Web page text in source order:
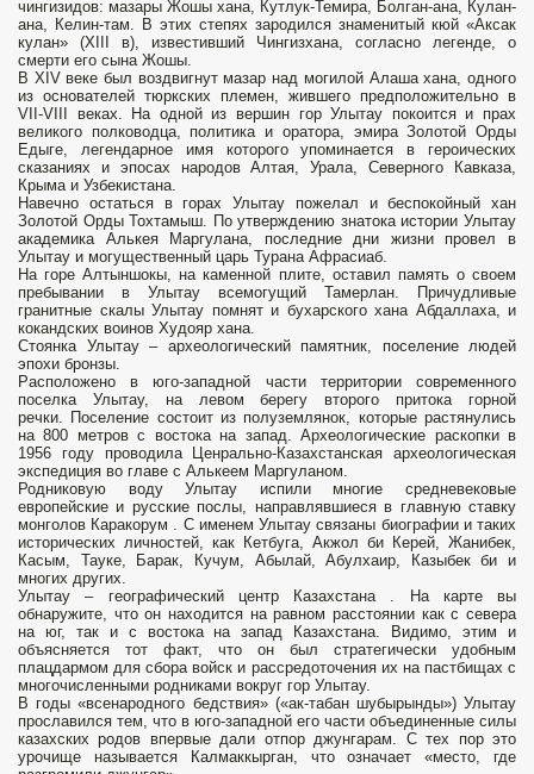
чингизидов: мазары Жошы хана, Кутлук-Темира, Болган-ана, Кулан-
ана, Келин-там. В этих степях зародился знаменитый кюй «Аксак
кулан» (ХIII в), известивший Чингизхана, согласно легенде, о
смерти его сына Жошы.
В ХIV веке был воздвигнут мазар над могилой Алаша хана, одного
из основателей тюркских племен, жившего предположительно в
VII-VIII веках. На одной из вершин гор Улытау покоится и прах
великого полководца, политика и оратора, эмира Золотой Орды
Едыге, легендарное имя которого упоминается в героических
сказаниях и эпосах народов Алтая, Урала, Северного Кавказа,
Крыма и Узбекистана.
Навечно остаться в горах Улытау пожелал и беспокойный хан
Золотой Орды Тохтамыш. По утверждению знатока истории Улытау
академика Алькея Маргулана, последние дни жизни провел в
Улытау и могущественный царь Турана Афрасиаб.
На горе Алтыншокы, на каменной плите, оставил память о своем
пребывании в Улытау всемогущий Тамерлан. Причудливые
гранитные скалы Улытау помнят и бухарского хана Абдаллаха, и
кокандских воинов Худояр хана.
Стоянка Улытау – археологический памятник, поселение людей
эпохи бронзы.
Расположено в юго-западной части территории современного
поселка Улытау, на левом берегу второго притока горной
речки. Поселение состоит из полуземлянок, которые растянулись
на 800 метров с востока на запад. Археологические раскопки в
1956 году проводила Ценрально-Казахстанская археологическая
экспедиция во главе с Алькеем Маргуланом.
Родниковую воду Улытау испили многие средневековые
европейские и русские послы, направлявшиеся в главную ставку
монголов Каракорум . С именем Улытау связаны биографии и таких
исторических личностей, как Кетбуга, Акжол би Керей, Жанибек,
Касым, Тауке, Барак, Кучум, Абылай, Абулхаир, Казыбек би и
многих других.
Улытау – географический центр Казахстана . На карте вы
обнаружите, что он находится на равном расстоянии как с севера
на юг, так и с востока на запад Казахстана. Видимо, этим и
объясняется тот факт, что он был стратегически удобным
плацдармом для сбора войск и рассредоточения их на пастбищах с
многочисленными родниками вокруг гор Улытау.
В годы «всенародного бедствия» («ак-табан шубырынды») Улытау
прославился тем, что в юго-западной его части объединенные силы
казахских родов впервые дали отпор джунгарам. С тех пор это
урочище называется Калмаккырган, что означает «место, где